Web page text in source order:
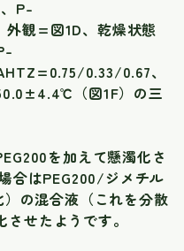
P-
観=図1D、乾燥状態
0.33/0.67、
（図1F）の三
を加えて懸濁化さ
合はPEG200/ジメチル
の混合液（これを分散
せたようです。